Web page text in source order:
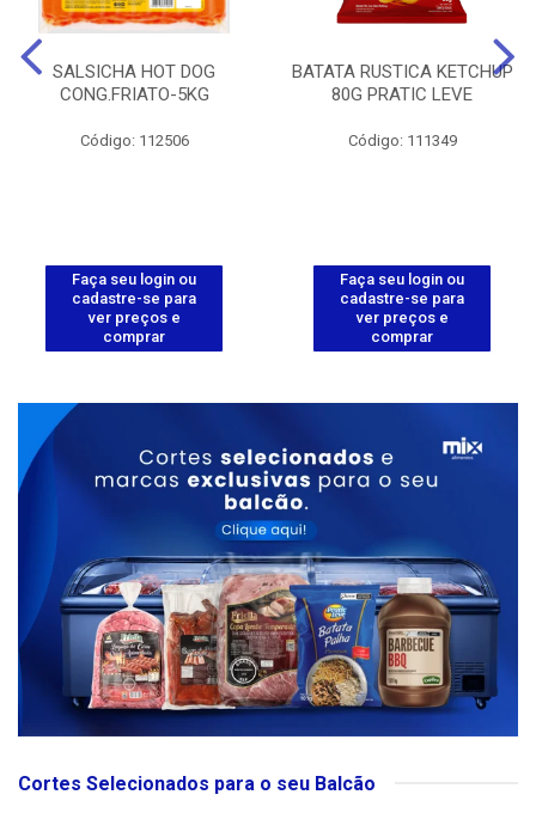
SALSICHA HOT DOG
CONG.FRIATO-5KG
Código: 112506
Faça seu login ou
cadastre-se para
ver preços e
comprar
BATATA RUSTICA KETCHUP
80G PRATIC LEVE
Código: 111349
Faça seu login ou
cadastre-se para
ver preços e
comprar
Cortes Selecionados para o seu Balcão